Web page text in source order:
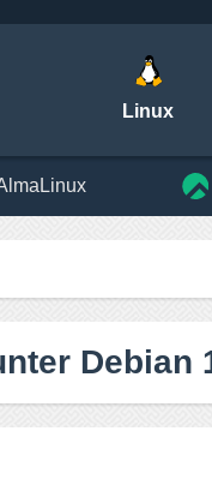
Linux
Debian